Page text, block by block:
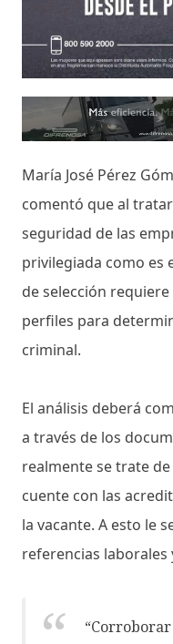
María José Pérez
comentó que al
seguridad de las
privilegiada como es
de selección
perfiles para
criminal.
El análisis deberá
a través de los
realmente se trate
cuente con las
la vacante. A esto le
referencias laborales